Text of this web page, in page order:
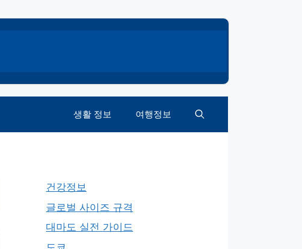
생활 정보 여행정보
건강정보
글로벌 사이즈 규격
대마도 실전 가이드